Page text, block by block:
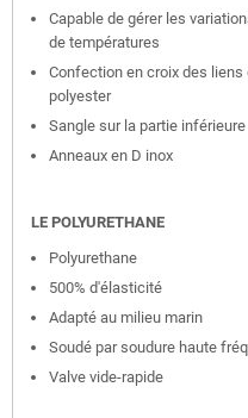
Capable de gérer les
de températures
Confection en croix des
polyester
Sangle sur la partie
Anneaux en D inox
LE POLYURETHANE
Polyurethane
500% d'élasticité
Adapté au milieu marin
Soudé par soudure haute
Valve vide-rapide